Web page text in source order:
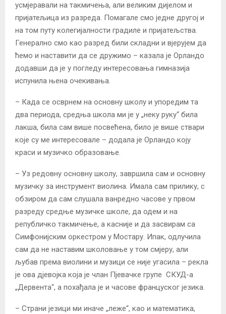
усмјеравали на такмичења, али великим дијелом и
пријатељица из разреда. Помагале смо једне другој и
на том путу колегијалности градиле и пријатељства.
Генерално смо као разред били складни и вјерујем да
ћемо и наставити да се дружимо – казала је Орландо
додавши да је у погледу интересовања гимназија
испунила њена очекивања.
– Када се осврнем на основну школу и упоредим та
два периода, средња школа ми је у „неку руку“ била
лакша, била сам више посвећена, било је више ствари
које су ме интересовале – додала је Орландо коју
краси и музичко образовање.
– Уз редовну основну школу, завршила сам и основну
музичку за инструмент виолина. Имала сам прилику, с
обзиром да сам слушала ванредно часове у првом
разреду средње музичке школе, да одем и на
републичко такмичење, а касније и да засвирам са
Симфонијским оркестром у Мостару. Ипак, одлучила
сам да не наставим школовање у том смјеру, али
љубав према виолини и музици се није угасила – рекла
је ова дјевојка која је члан Пјевачке групе СКУД-а
„Дервента“, а похађала је и часове француског језика.
– Страни језици ми иначе „леже“, као и математика,